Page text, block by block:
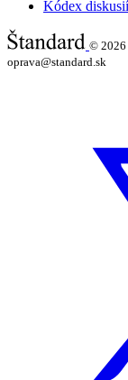
Kódex diskusií
© 2026
oprava@standard.sk